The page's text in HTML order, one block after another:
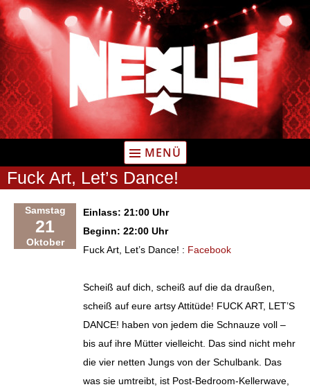
Zum
Inhalt
springen
MENÜ
Fuck Art, Let’s Dance!
Samstag
21
Oktober
Einlass: 21:00 Uhr
Beginn: 22:00 Uhr
Fuck Art, Let’s Dance! : Facebook
Scheiß auf dich, scheiß auf die da draußen,
scheiß auf eure artsy Attitüde! FUCK ART, LET’S
DANCE! haben von jedem die Schnauze voll –
bis auf ihre Mütter vielleicht. Das sind nicht mehr
die vier netten Jungs von der Schulbank. Das
was sie umtreibt, ist Post-Bedroom-Kellerwave,